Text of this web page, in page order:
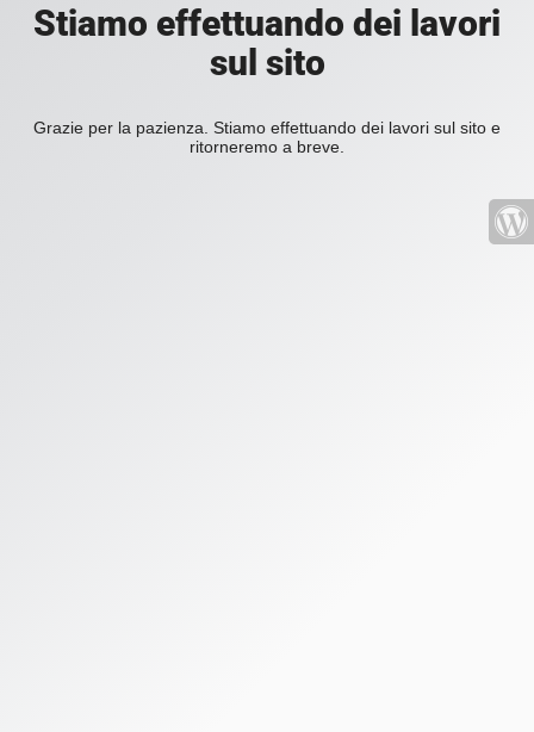
Stiamo effettuando dei lavori
sul sito
Grazie per la pazienza. Stiamo effettuando dei lavori sul sito e
ritorneremo a breve.